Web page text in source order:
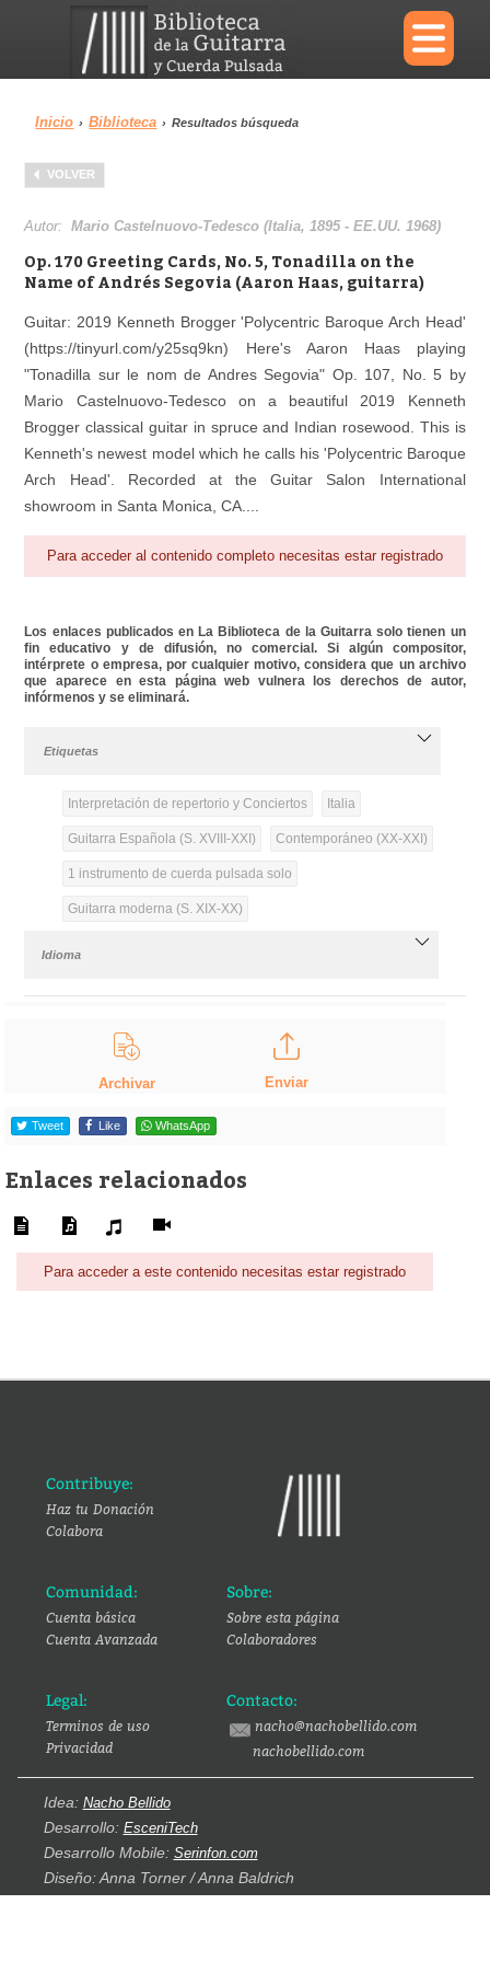
×
Menu
Biblioteca Diccionario
Reproductor
Inicio › Biblioteca › Resultados búsqueda
VOLVER
Autor:Mario Castelnuovo-Tedesco (Italia, 1895 - EE.UU. 1968)
Op. 170 Greeting Cards, No. 5, Tonadilla on the
Name of Andrés Segovia (Aaron Haas, guitarra)
Guitar: 2019 Kenneth Brogger 'Polycentric Baroque Arch Head'
(https://tinyurl.com/y25sq9kn) Here's Aaron Haas playing
"Tonadilla sur le nom de Andres Segovia" Op. 107, No. 5 by
Mario Castelnuovo-Tedesco on a beautiful 2019 Kenneth
Brogger classical guitar in spruce and Indian rosewood. This is
Kenneth's newest model which he calls his 'Polycentric Baroque
Arch Head'. Recorded at the Guitar Salon International
showroom in Santa Monica, CA....
Para acceder al contenido completo necesitas estar registrado
Los enlaces publicados en La Biblioteca de la Guitarra solo tienen un
fin educativo y de difusión, no comercial. Si algún compositor,
intérprete o empresa, por cualquier motivo, considera que un archivo
que aparece en esta página web vulnera los derechos de autor,
infórmenos y se eliminará.
Etiquetas
Interpretación de repertorio y Conciertos Italia
Guitarra Española (S. XVIII-XXI) Contemporáneo (XX-XXI)
1 instrumento de cuerda pulsada solo
Guitarra moderna (S. XIX-XX)
Idioma
Archivar Enviar
Tweet Like WhatsApp
Enlaces relacionados
Para acceder a este contenido necesitas estar registrado
Contribuye:
Haz tu Donación
Colabora
Comunidad:
Cuenta básica
Cuenta Avanzada
Sobre:
Sobre esta página
Colaboradores
Legal:
Terminos de uso
Privacidad
Contacto:
nacho@nachobellido.com
nachobellido.com
Idea: Nacho Bellido
Desarrollo: EsceniTech
Desarrollo Mobile: Serinfon.com
Diseño: Anna Torner / Anna Baldrich